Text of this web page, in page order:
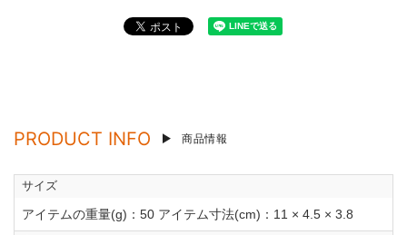
PRODUCT INFO 商品情報
サイズ
アイテムの重量(g)：50 アイテム寸法(cm)：11 × 4.5 × 3.8